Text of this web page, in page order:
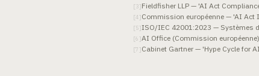
[ 3]Fieldfisher LLP — 'AI Act
[4 ]Commission européenne — 'AI Act
[5]ISO/IEC 42001:2023 — Systèmes
[6 ]AI Office (Commission
[7 ]Cabinet Gartner — 'Hype Cycle for